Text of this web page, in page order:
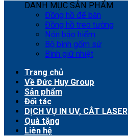
DANH MỤC SẢN PHẨM
Đồng hồ để bàn
Đồng hồ treo tường
Nón bảo hiểm
Bộ bình gốm sứ
Bình giữ nhiệt
Trang chủ
Về Đức Huy Group
Sản phẩm
Đối tác
DỊCH VỤ IN UV, CẮT LASER
Quà tặng
Liên hệ